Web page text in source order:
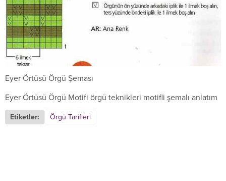
Eyer Örtüsü Örgü Şeması
Eyer Örtüsü Örgü Motifi örgü teknikleri motifli şemalı anlatım
Etiketler: Örgü Tarifleri